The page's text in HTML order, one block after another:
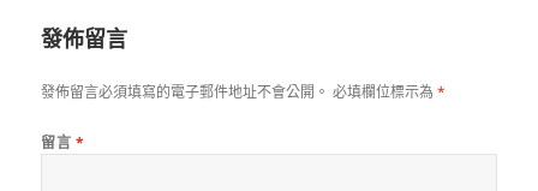
發佈留言
發佈留言必須填寫的電子郵件地址不會公開。 必填欄位標示為*
留言 *